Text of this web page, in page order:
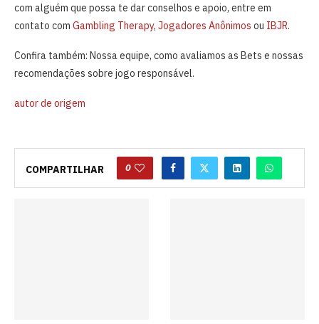
com alguém que possa te dar conselhos e apoio, entre em
contato com Gambling Therapy, Jogadores Anônimos ou IBJR.
Confira também: Nossa equipe, como avaliamos as Bets e nossas
recomendações sobre jogo responsável.
autor de origem
COMPARTILHAR 0